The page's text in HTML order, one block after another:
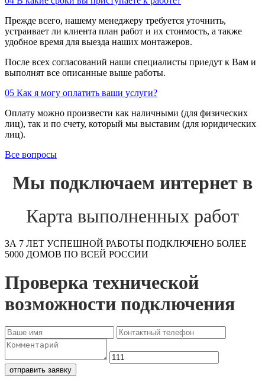
Прежде всего, нашему менеджеру требуется уточнить,
устраивает ли клиента план работ и их стоимость, а также
удобное время для выезда наших монтажеров.
После всех согласований наши специалисты приедут к Вам и
выполнят все описанные выше работы.
05 Как я могу оплатить ваши услуги?
Оплату можно произвести как наличными (для физических
лиц), так и по счету, который мы выставим (для юридических
лиц).
Все вопросы
Мы подключаем интернет в
Карта выполненных работ
ЗА 7 ЛЕТ УСПЕШНОЙ РАБОТЫ ПОДКЛЮЧЕНО БОЛЕЕ
5000 ДОМОВ ПО ВСЕЙ РОССИИ
Проверка технической
возможности подключения
отправить заявку